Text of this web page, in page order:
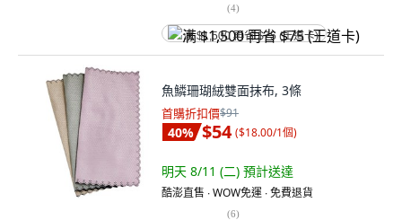
(4)
满 $1,500 再省 $75 (王道卡)
魚鱗珊瑚絨雙面抹布, 3條
首購折扣價$91
40% $54 ($18.00/1個)
明天 8/11 (二) 預計送達
酷澎直售 ∙ WOW免運 ∙ 免費退貨
(6)